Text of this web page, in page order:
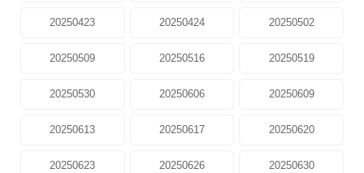
20250423 20250424 20250502
20250509 20250516 20250519
20250530 20250606 20250609
20250613 20250617 20250620
20250623 20250626 20250630